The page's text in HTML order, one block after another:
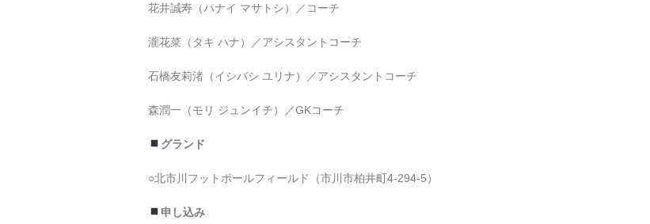
花井誠寿（ハナイ マサトシ）／コーチ
瀧花菜（タキ ハナ）／アシスタントコーチ
石橋友莉渚（イシバシ ユリナ）／アシスタントコーチ
森潤一（モリ ジュンイチ）／GKコーチ
グランド
○北市川フットボールフィールド（市川市柏井町4-294-5）
申し込み